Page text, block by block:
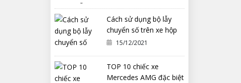
Cách sử dụng bộ lẫy
chuyển số trên xe hộp
số tự động ô tô
15/12/2021
TOP 10 chiếc xe
Mercedes AMG đặc biệt